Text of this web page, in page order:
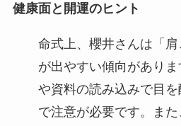
健康面と開運のヒント
命式上、櫻井さんは「肩
が出やすい傾向があり
や資料の読み込みで目
で注意が必要です。ま